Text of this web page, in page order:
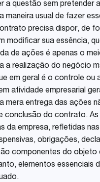
a questão sem pretender
maneira usual de fazer
precisa dispor, de
modificar sua essência,
de ações é apenas o
a realização do negócio
em geral é o controle ou
atividade empresarial
mera entrega das ações
conclusão do contrato. As
da empresa, refletidas nas
obrigações,
componentes do objeto
elementos essenciais